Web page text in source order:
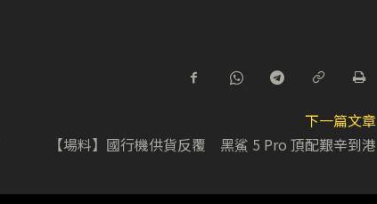
下一篇文章
【場料】國行機供貨反覆 黑鯊 5 Pro 頂配艱辛到港